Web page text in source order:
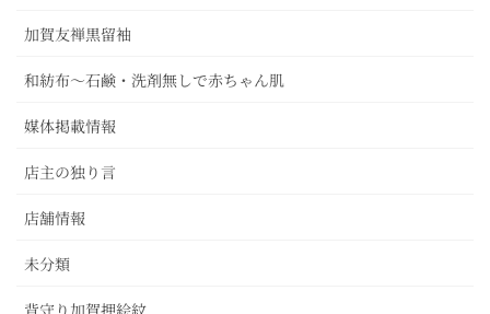
加賀友禅黒留袖
和紡布～石鹸・洗剤無しで赤ちゃん肌
媒体掲載情報
店主の独り言
店舗情報
未分類
背守り加賀押絵紋